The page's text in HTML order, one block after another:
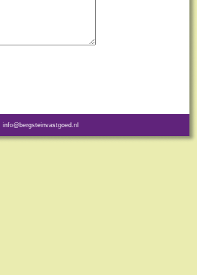
info@bergsteinvastgoed.nl